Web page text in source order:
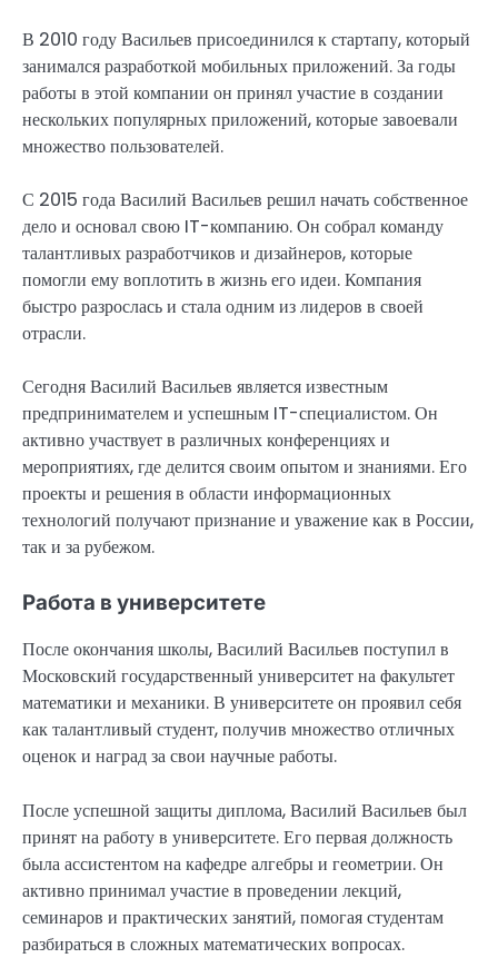
В 2010 году Васильев присоединился к стартапу, который
занимался разработкой мобильных приложений. За годы
работы в этой компании он принял участие в создании
нескольких популярных приложений, которые завоевали
множество пользователей.
С 2015 года Василий Васильев решил начать собственное
дело и основал свою IT-компанию. Он собрал команду
талантливых разработчиков и дизайнеров, которые
помогли ему воплотить в жизнь его идеи. Компания
быстро разрослась и стала одним из лидеров в своей
отрасли.
Сегодня Василий Васильев является известным
предпринимателем и успешным IT-специалистом. Он
активно участвует в различных конференциях и
мероприятиях, где делится своим опытом и знаниями. Его
проекты и решения в области информационных
технологий получают признание и уважение как в России,
так и за рубежом.
Работа в университете
После окончания школы, Василий Васильев поступил в
Московский государственный университет на факультет
математики и механики. В университете он проявил себя
как талантливый студент, получив множество отличных
оценок и наград за свои научные работы.
После успешной защиты диплома, Василий Васильев был
принят на работу в университете. Его первая должность
была ассистентом на кафедре алгебры и геометрии. Он
активно принимал участие в проведении лекций,
семинаров и практических занятий, помогая студентам
разбираться в сложных математических вопросах.